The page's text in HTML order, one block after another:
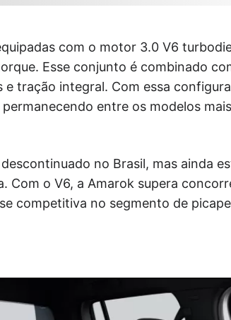
com o motor 3.0 V6
Esse conjunto é combinado
tração integral. Com essa
entre os modelos
no Brasil, mas ainda
Com o V6, a Amarok supera
competitiva no segmento de